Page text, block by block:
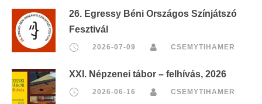
26. Egressy Béni Országos Színjátszó
Fesztivál
2026-07-09 CSEMYTIHAMER
XXI. Népzenei tábor – felhívás, 2026
2026-06-16 CSEMYTIHAMER